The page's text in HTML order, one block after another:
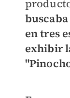
en tres
exhibir